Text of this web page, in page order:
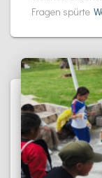
Fragen spürte